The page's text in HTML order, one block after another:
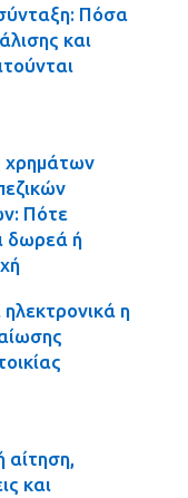
Πόσα
και
Πότε
δωρεά ή
η
αίτηση,
και